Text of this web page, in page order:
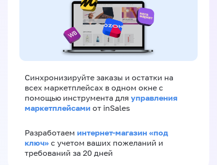
Синхронизируйте заказы и остатки на
всех маркетплейсах в одном окне с
помощью инструмента для управления
маркетплейсами от inSales
Разработаем интернет-магазин «‎под
ключ»‎ с учетом ваших пожеланий и
требований за 20 дней